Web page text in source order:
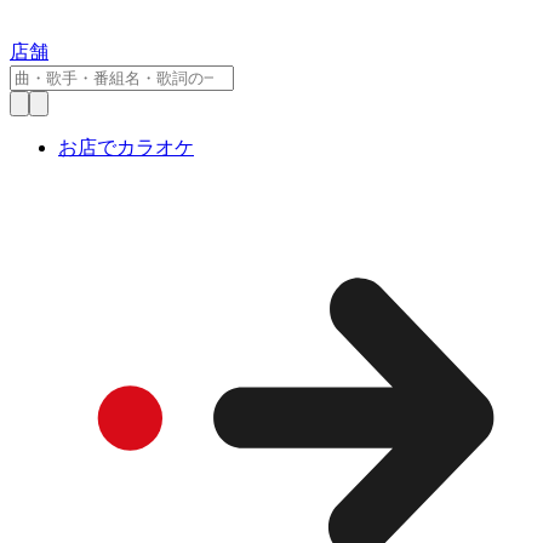
店舗
お店でカラオケ